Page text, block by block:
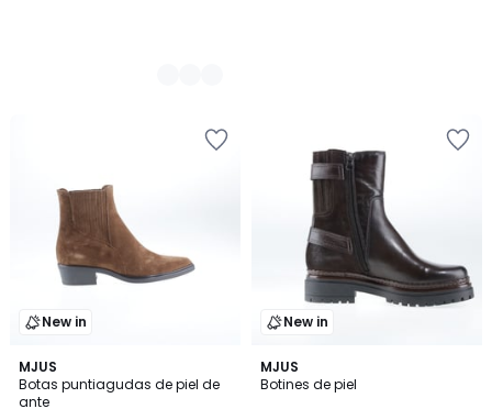
New in
MJUS
Botas puntiagudas de piel de
ante
New in
MJUS
Botines de piel